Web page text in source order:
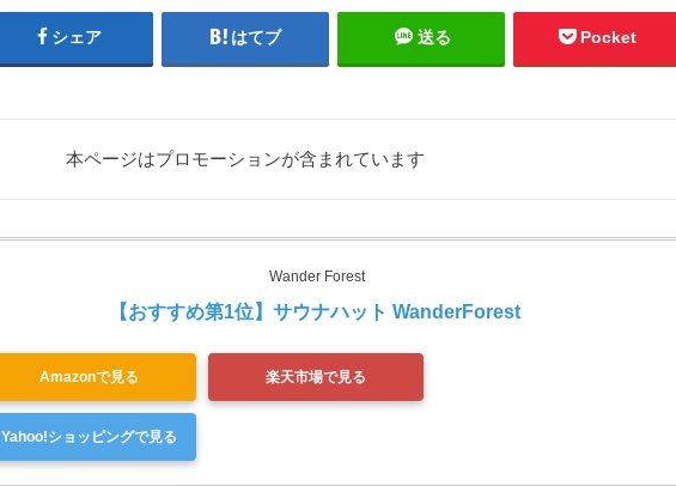
シェア はてブ 送る Pocket
本ページはプロモーションが含まれています
Wander Forest
【おすすめ第1位】サウナハット WanderForest
Amazonで見る 楽天市場で見る
Yahoo!ショッピングで見る